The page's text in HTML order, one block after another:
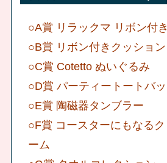
○A賞 リラックマ リボン付
○B賞 リボン付きクッション
○C賞 Cotetto ぬいぐるみ
○D賞 パーティートートバ
○E賞 陶磁器タンブラー
○F賞 コースターにもなる
ーム